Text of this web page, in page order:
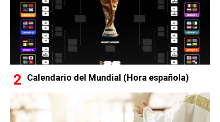
Calendario del Mundial (Hora española)